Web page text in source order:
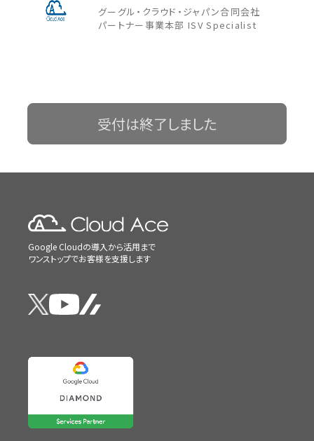
グーグル・クラウド・ジャパン合同会社
パートナー事業本部 ISV Specialist
受付は終了しました
Google Cloudの導入から活用まで
ワンストップでお客様を支援します